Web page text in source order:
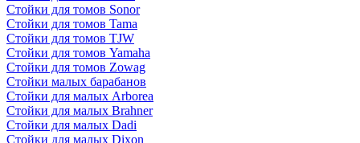
Стойки для томов Sonor
Стойки для томов Tama
Стойки для томов TJW
Стойки для томов Yamaha
Стойки для томов Zowag
Стойки малых барабанов
Стойки для малых Arborea
Стойки для малых Brahner
Стойки для малых Dadi
Стойки для малых Dixon